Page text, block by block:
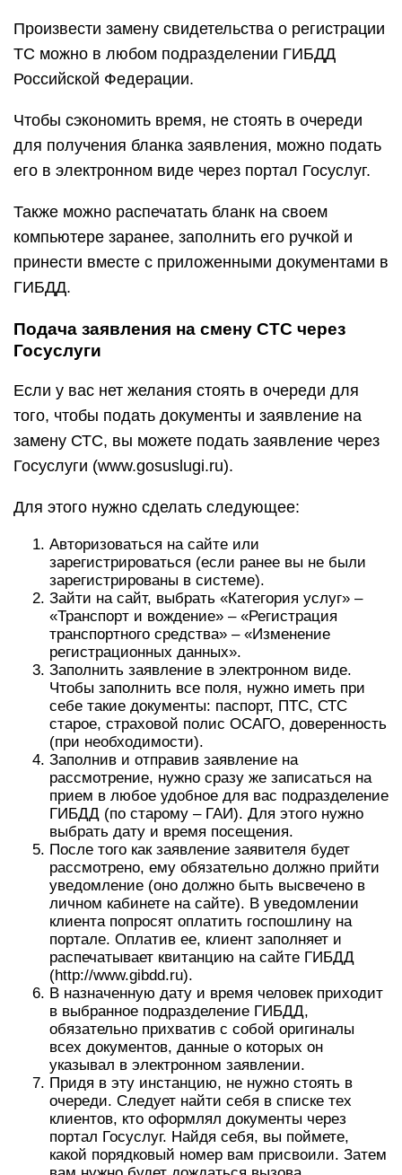
Произвести замену свидетельства о регистрации
ТС можно в любом подразделении ГИБДД
Российской Федерации.
Чтобы сэкономить время, не стоять в очереди
для получения бланка заявления, можно подать
его в электронном виде через портал Госуслуг.
Также можно распечатать бланк на своем
компьютере заранее, заполнить его ручкой и
принести вместе с приложенными документами в
ГИБДД.
Подача заявления на смену СТС через
Госуслуги
Если у вас нет желания стоять в очереди для
того, чтобы подать документы и заявление на
замену СТС, вы можете подать заявление через
Госуслуги (www.gosuslugi.ru).
Для этого нужно сделать следующее:
Авторизоваться на сайте или
зарегистрироваться (если ранее вы не были
зарегистрированы в системе).
Зайти на сайт, выбрать «Категория услуг» –
«Транспорт и вождение» – «Регистрация
транспортного средства» – «Изменение
регистрационных данных».
Заполнить заявление в электронном виде.
Чтобы заполнить все поля, нужно иметь при
себе такие документы: паспорт, ПТС, СТС
старое, страховой полис ОСАГО, доверенность
(при необходимости).
Заполнив и отправив заявление на
рассмотрение, нужно сразу же записаться на
прием в любое удобное для вас подразделение
ГИБДД (по старому – ГАИ). Для этого нужно
выбрать дату и время посещения.
После того как заявление заявителя будет
рассмотрено, ему обязательно должно прийти
уведомление (оно должно быть высвечено в
личном кабинете на сайте). В уведомлении
клиента попросят оплатить госпошлину на
портале. Оплатив ее, клиент заполняет и
распечатывает квитанцию на сайте ГИБДД
(http://www.gibdd.ru).
В назначенную дату и время человек приходит
в выбранное подразделение ГИБДД,
обязательно прихватив с собой оригиналы
всех документов, данные о которых он
указывал в электронном заявлении.
Придя в эту инстанцию, не нужно стоять в
очереди. Следует найти себя в списке тех
клиентов, кто оформлял документы через
портал Госуслуг. Найдя себя, вы поймете,
какой порядковый номер вам присвоили. Затем